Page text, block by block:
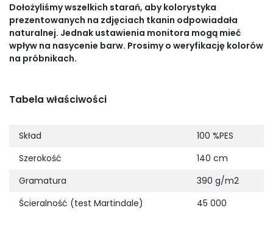
Dołożyliśmy wszelkich starań, aby kolorystyka
prezentowanych na zdjęciach tkanin odpowiadała
naturalnej. Jednak ustawienia monitora mogą mieć
wpływ na nasycenie barw. Prosimy o weryfikację kolorów
na próbnikach.
Tabela właściwości
Skład
100 %PES
Szerokość
140 cm
Gramatura
390 g/m2
Ścieralność (test Martindale)
45 000